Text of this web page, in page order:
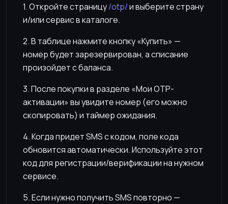
1. Откройте страницу/otp/и выберите страну
и/или сервис в каталоге.
2. В таблице нажмите кнопку «Купить» —
номер будет зарезервирован, а списание
произойдет с баланса.
3. После покупки в разделе «Мои OTP-
активации» вы увидите номер (его можно
скопировать) и таймер ожидания.
4. Когда придет SMS с кодом, поле кода
обновится автоматически. Используйте этот
код для регистрации/верификации на нужном
сервисе.
5. Если нужно получить SMS повторно —